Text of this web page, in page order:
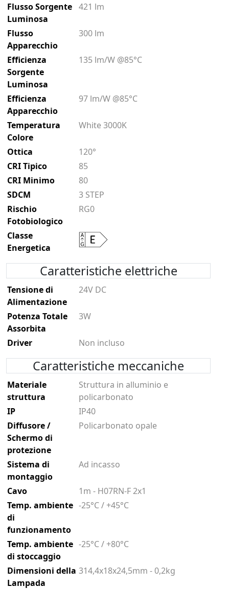
Flusso Sorgente
Luminosa
421 lm
Flusso
Apparecchio
300 lm
Efficienza
Sorgente
Luminosa
135 lm/W @85°C
Efficienza
Apparecchio
97 lm/W @85°C
Temperatura
Colore
White 3000K
Ottica
120°
CRI Tipico
85
CRI Minimo
80
SDCM
3 STEP
Rischio
Fotobiologico
RG0
Classe
Energetica
Caratteristiche elettriche
Tensione di
Alimentazione
24V DC
Potenza Totale
Assorbita
3W
Driver Non incluso
Caratteristiche meccaniche
Materiale
struttura
Struttura in alluminio e
policarbonato
IP
IP40
Diffusore /
Schermo di
protezione
Policarbonato opale
Sistema di
montaggio
Ad incasso
Cavo
1m - H07RN-F 2x1
Temp. ambiente
di
funzionamento
-25°C / +45°C
Temp. ambiente
di stoccaggio
-25°C / +80°C
Dimensioni della
Lampada
314,4x18x24,5mm - 0,2kg